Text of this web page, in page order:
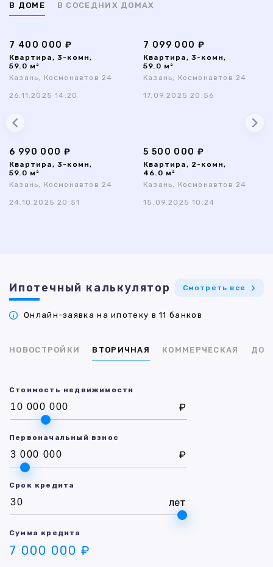
В ДОМЕ В СОСЕДНИХ ДОМАХ
7 400 000 ₽
Квартира, 3-комн,
59.0 м²
Казань, Космонавтов 24
26.11.2025 14:20
7 099 000 ₽
Квартира, 3-комн,
59.0 м²
Казань, Космонавтов 24
17.09.2025 20:56
6 990 000 ₽
Квартира, 3-комн,
59.0 м²
Казань, Космонавтов 24
24.10.2025 20:51
5 500 000 ₽
Квартира, 2-комн,
46.0 м²
Казань, Космонавтов 24
15.09.2025 10:24
Ипотечный калькулятор Смотреть все
Онлайн-заявка на ипотеку в 11 банков
НОВОСТРОЙКИ ВТОРИЧНАЯ КОММЕРЧЕСКАЯ ДОМ
Стоимость недвижимости
₽
Первоначальный взнос
₽
Срок кредита
лет
Сумма кредита
7 000 000 ₽